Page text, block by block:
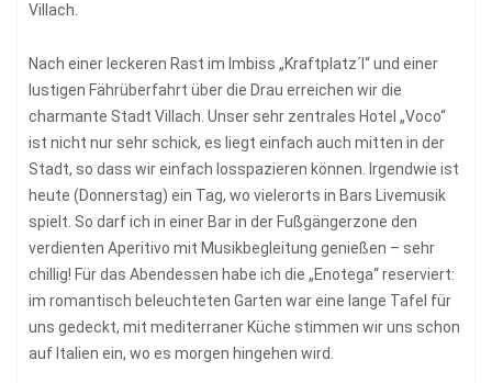
Villach.
Nach einer leckeren Rast im Imbiss „Kraftplatz´l“ und einer
lustigen Fährüberfahrt über die Drau erreichen wir die
charmante Stadt Villach. Unser sehr zentrales Hotel „Voco“
ist nicht nur sehr schick, es liegt einfach auch mitten in der
Stadt, so dass wir einfach losspazieren können. Irgendwie ist
heute (Donnerstag) ein Tag, wo vielerorts in Bars Livemusik
spielt. So darf ich in einer Bar in der Fußgängerzone den
verdienten Aperitivo mit Musikbegleitung genießen – sehr
chillig! Für das Abendessen habe ich die „Enotega“ reserviert:
im romantisch beleuchteten Garten war eine lange Tafel für
uns gedeckt, mit mediterraner Küche stimmen wir uns schon
auf Italien ein, wo es morgen hingehen wird.